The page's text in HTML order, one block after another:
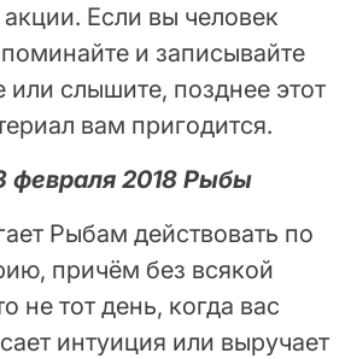
Если вы человек
и записывайте
или слышите, позднее этот
вам пригодится.
февраля 2018 Рыбы
Рыбам действовать по
причём без всякой
не тот день, когда вас
интуиция или выручает